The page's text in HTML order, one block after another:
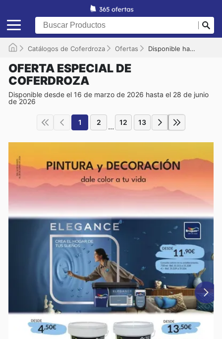
Catálogos de Coferdroza Ofertas Disponible hasta el 28/06/2026
OFERTA ESPECIAL DE
COFERDROZA
Disponible desde el 16 de marzo de 2026 hasta el 28 de junio
de 2026
1 2 ... 12 13